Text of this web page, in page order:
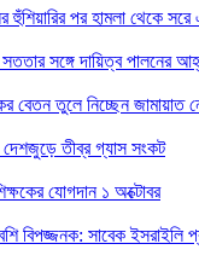
পর হামলা থেকে সরে
সঙ্গে দায়িত্ব পালনের
বেতন তুলে নিচ্ছেন জামায়াত
তীব্র গ্যাস সংকট
যোগদান ১ অক্টোবর
বিপজ্জনক: সাবেক ইসরাইলি